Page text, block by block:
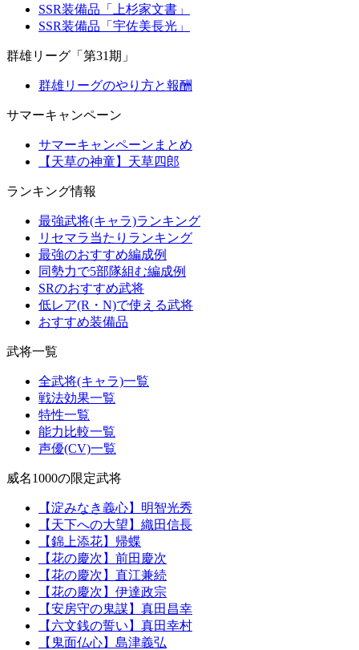
SSR装備品「上杉家文書」
SSR装備品「宇佐美長光」
群雄リーグ「第31期」
群雄リーグのやり方と報酬
サマーキャンペーン
サマーキャンペーンまとめ
【天草の神童】天草四郎
ランキング情報
最強武将(キャラ)ランキング
リセマラ当たりランキング
最強のおすすめ編成例
同勢力で5部隊組む編成例
SRのおすすめ武将
低レア(R・N)で使える武将
おすすめ装備品
武将一覧
全武将(キャラ)一覧
戦法効果一覧
特性一覧
能力比較一覧
声優(CV)一覧
威名1000の限定武将
【淀みなき義心】明智光秀
【天下への大望】織田信長
【錦上添花】帰蝶
【花の慶次】前田慶次
【花の慶次】直江兼続
【花の慶次】伊達政宗
【安房守の鬼謀】真田昌幸
【六文銭の誓い】真田幸村
【鬼面仏心】島津義弘